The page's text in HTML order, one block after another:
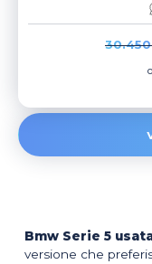
30.450
Bmw Serie 5
versione che